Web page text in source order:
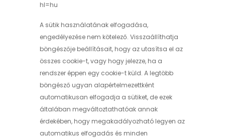
hl=hu
A sütik használatának elfogadása,
engedélyezése nem kötelező. Visszaállíthatja
böngészője beállításait, hogy az utasítsa el az
összes cookie-t, vagy hogy jelezze, ha a
rendszer éppen egy cookie-t küld. A legtöbb
böngésző ugyan alapértelmezettként
automatikusan elfogadja a sütiket, de ezek
általában megváltoztathatóak annak
érdekében, hogy megakadályozható legyen az
automatikus elfogadás és minden